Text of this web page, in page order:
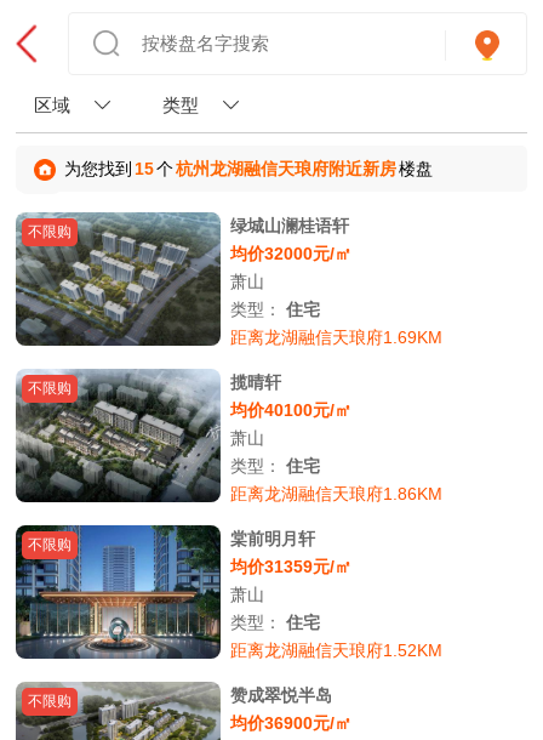
区域 类型
为您找到 15个杭州龙湖融信天琅府附近新房楼盘
不限购
绿城山澜桂语轩
均价32000元/㎡
萧山
类型：住宅
距离龙湖融信天琅府1.69KM
不限购
揽晴轩
均价40100元/㎡
萧山
类型：住宅
距离龙湖融信天琅府1.86KM
不限购
棠前明月轩
均价31359元/㎡
萧山
类型：住宅
距离龙湖融信天琅府1.52KM
不限购
赞成翠悦半岛
均价36900元/㎡